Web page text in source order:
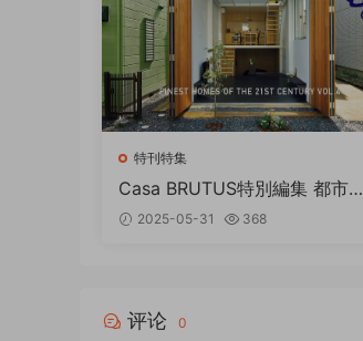
特刊特集
Casa BRUTUS特別編集 都市型
住宅に住む 打造最强住宅的终极
参考书! PDF
2025-05-31 368
评论 0